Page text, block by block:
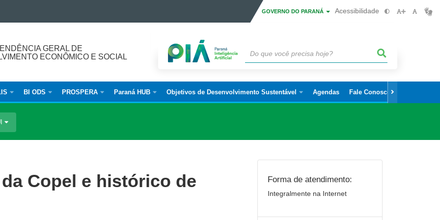
GOVERNO DO PARANÁ Acessibilidade
GERAL DE
ECONÔMICO E SOCIAL
BI ODS PROSPERA Paraná HUB Objetivos de Desenvolvimento Sustentável Agendas Fale Conosco
Copel e histórico de
Forma de atendimento:
Integralmente na Internet